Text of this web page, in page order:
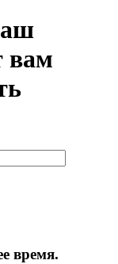
вам
время.